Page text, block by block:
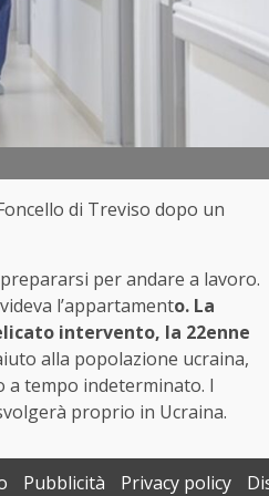
di Treviso dopo un
per andare a lavoro.
l’appartamento. La
intervento, la 22enne
alla popolazione ucraina,
a tempo indeterminato. I
proprio in Ucraina.
Pubblicità Privacy policy